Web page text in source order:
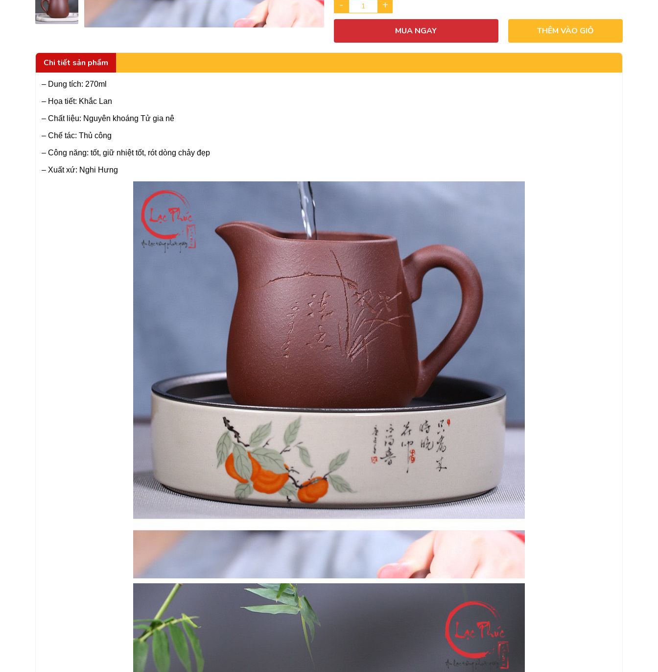
- +
MUA NGAY THÊM VÀO GIỎ
Chi tiết sản phẩm
– Dung tích: 270ml
– Họa tiết: Khắc Lan
– Chất liệu: Nguyên khoáng Tử gia nê
– Chế tác: Thủ công
– Công năng: tốt, giữ nhiệt tốt, rót dòng chảy đẹp
– Xuất xứ: Nghi Hưng